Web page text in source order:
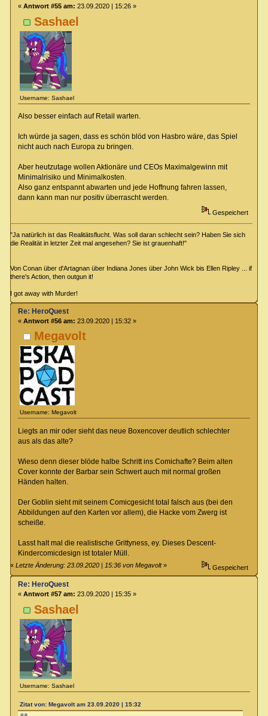
Sashael
Username: Sashael
« Antwort #55 am: 23.09.2020 | 15:26 »
Also besser einfach auf Retail warten.
Ich würde ja sagen, dass es schön blöd von Hasbro wäre, das Spiel
nicht auch nach Europa zu bringen.
Aber heutzutage wollen Aktionäre und CEOs Maximalgewinn mit
Minimalrisiko und Minimalkosten.
Also ganz entspannt abwarten und jede Hoffnung fahren lassen,
dann kann man nur positiv überrascht werden.
Gespeichert
"Ja natürlich ist das Realitätsflucht. Was soll daran schlecht sein? Haben Sie sich
die Realität in letzter Zeit mal angesehen? Sie ist grauenhaft!"
Von Conan über d'Artagnan über Indiana Jones über John Wick bis Ellen Ripley ... if
there's Action, then outgun it!
I got away with Murder!
Megavolt
Username: Megavolt
Re: HeroQuest
« Antwort #56 am: 23.09.2020 | 15:32 »
Liegts an mir oder sieht das neue Boxencover deutlich schlechter
aus als das alte?
Wieso denn dieser blöde halbe Schritt ins Comichafte? Beim alten
Cover konnte der Barbar sein Schwert auch mit normal großen
Händen halten.
Der Goblin sieht mit seinem Comicgesicht total falsch aus (bei den
Abbildungen auf den Karten vor allem), die Hacke vom Zwerg ist
scheiße.
Lasst halt mal die realistische Grittyness, ey. Dieses Descent-
Kindercomicdesign ist totaler Müll.
«Letzte Änderung: 23.09.2020 | 15:36 von Megavolt» Gespeichert
Sashael
Username: Sashael
Re: HeroQuest
« Antwort #57 am: 23.09.2020 | 15:35 »
Zitat von: Megavolt am 23.09.2020 | 15:32